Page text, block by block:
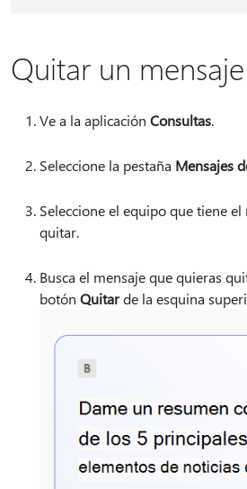
Quitar un mensaje
Ve a la aplicación Consultas.
Seleccione la pestaña Mensajes
Seleccione el equipo que tiene el
quitar.
Busca el mensaje que quieras
botón Quitarde la esquina